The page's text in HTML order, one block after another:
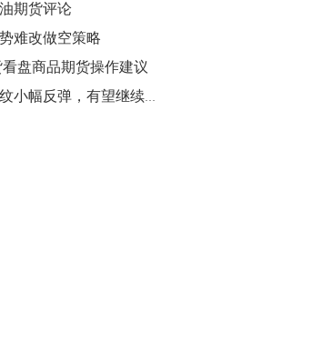
期货机构对8月5日的原
期货评论
难改做空策略
看盘商品期货操作建议
风起云涌资产：螺纹小幅反弹，有望继续走高